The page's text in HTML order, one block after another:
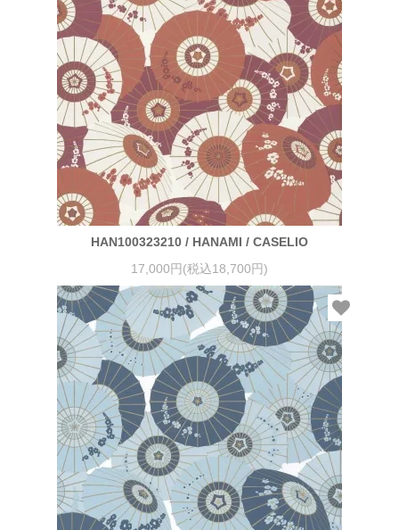
HAN100323210 / HANAMI / CASELIO
17,000円(税込18,700円)